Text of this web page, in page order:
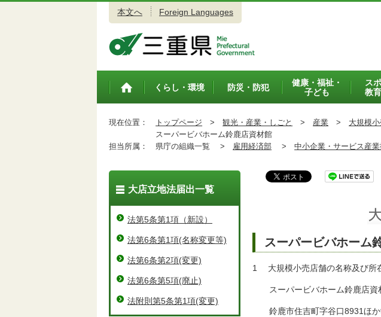
本文へ Foreign Languages
トップペ
くらし・環境 防災・防犯
健康・福祉・
子ども
ス
教
現在位置： トップページ > 観光・産業・しごと > 産業 > 大規模
スーパービバホーム鈴鹿店資材館
担当所属：
県庁の組織一覧 > 雇用経済部 > 中小企業・サービス産
スーパービバホーム
1 大規模小売店舗の名称及び所
スーパービバホーム鈴鹿店資
鈴鹿市住吉町字谷口8931ほか
大店立地法届出一覧
法第5条第1項（新設）
法第6条第1項(名称変更等)
法第6条第2項(変更)
法第6条第5項(廃止)
法附則第5条第1項(変更)